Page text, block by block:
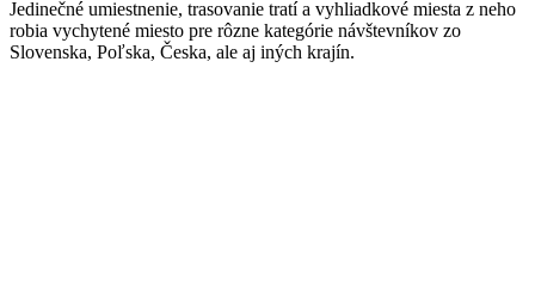
Jedinečné umiestnenie, trasovanie tratí a vyhliadkové miesta z neho
robia vychytené miesto pre rôzne kategórie návštevníkov zo
Slovenska, Poľska, Česka, ale aj iných krajín.